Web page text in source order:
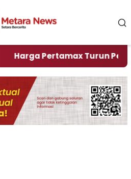
Pertamax Turun Per Hari